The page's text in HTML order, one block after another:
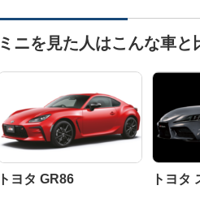
ミニを見た人はこんな車と
トヨタ GR86 トヨタ